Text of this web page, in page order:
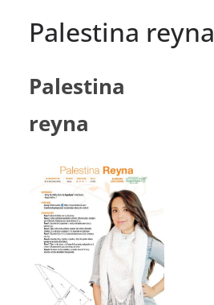
Palestina reyna
Palestina
reyna